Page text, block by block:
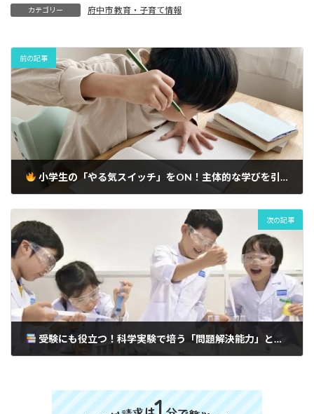
a
l
n
c
b
o
o
u
s
k
r
a
d
s
t
n
i
カテゴリー 府中市 教育・子育て情報
前の記事
小学生の「やる気スイッチ」をON！主体的な学びを引き出す心理学テクニック：未来の学びを支える保護者の羅針盤｜府中市の教育複合施設CloverHill
次の記事
受験にも役立つ！科学実験で培う「問題解決能力」と「仮説構築力」：知識偏重時代を生き抜く思考力の育て方｜府中市の教育複合施設CloverHill